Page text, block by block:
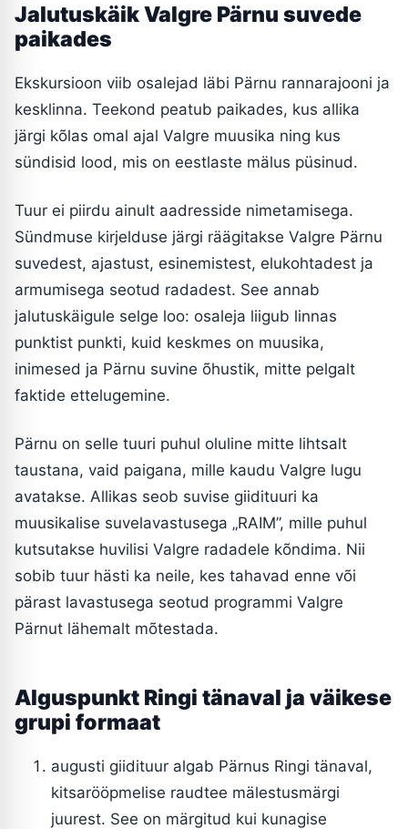
Jalutuskäik Valgre Pärnu suvede
paikades
Ekskursioon viib osalejad läbi Pärnu rannarajooni ja
kesklinna. Teekond peatub paikades, kus allika
järgi kõlas omal ajal Valgre muusika ning kus
sündisid lood, mis on eestlaste mälus püsinud.
Tuur ei piirdu ainult aadresside nimetamisega.
Sündmuse kirjelduse järgi räägitakse Valgre Pärnu
suvedest, ajastust, esinemistest, elukohtadest ja
armumisega seotud radadest. See annab
jalutuskäigule selge loo: osaleja liigub linnas
punktist punkti, kuid keskmes on muusika,
inimesed ja Pärnu suvine õhustik, mitte pelgalt
faktide ettelugemine.
Pärnu on selle tuuri puhul oluline mitte lihtsalt
taustana, vaid paigana, mille kaudu Valgre lugu
avatakse. Allikas seob suvise giidituuri ka
muusikalise suvelavastusega „RAIM”, mille puhul
kutsutakse huvilisi Valgre radadele kõndima. Nii
sobib tuur hästi ka neile, kes tahavad enne või
pärast lavastusega seotud programmi Valgre
Pärnut lähemalt mõtestada.
Alguspunkt Ringi tänaval ja väikese
grupi formaat
augusti giidituur algab Pärnus Ringi tänaval,
kitsarööpmelise raudtee mälestusmärgi
juurest. See on märgitud kui kunagise